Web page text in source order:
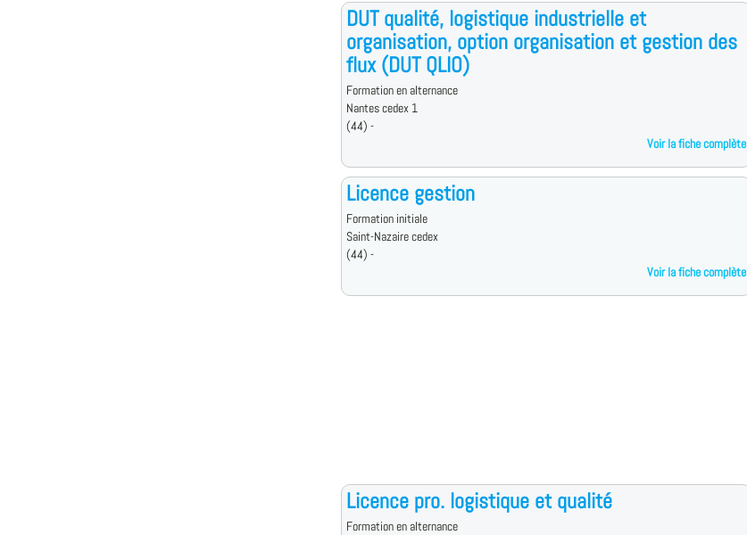
DUT qualité, logistique industrielle et
organisation, option organisation et gestion des
flux (DUT QLIO)
Formation en alternance
Nantes cedex 1
(44) -
Voir la fiche complète
Licence gestion
Formation initiale
Saint-Nazaire cedex
(44) -
Voir la fiche complète
Licence pro. logistique et qualité
Formation en alternance